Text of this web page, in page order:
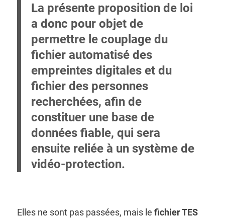
La présente proposition de loi
a donc pour objet de
permettre le couplage du
fichier automatisé des
empreintes digitales et du
fichier des personnes
recherchées, afin de
constituer une base de
données fiable, qui sera
ensuite reliée à un système de
vidéo-protection.
Elles ne sont pas passées, mais le fichier TES